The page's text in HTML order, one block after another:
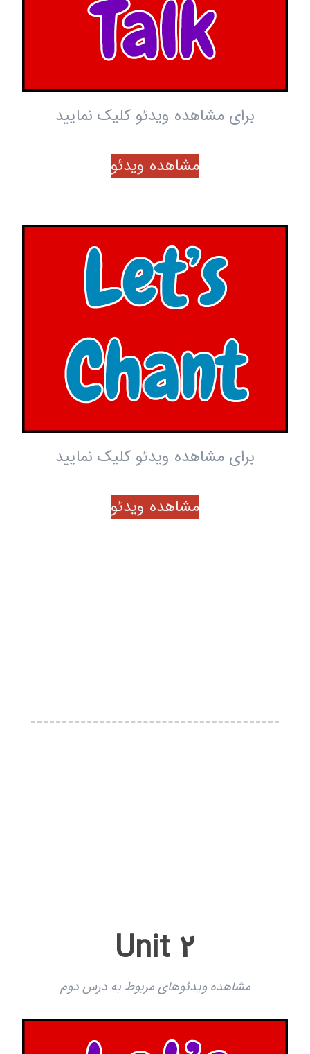
برای مشاهده ویدئو کلیک نمایید
مشاهده ویدئو
برای مشاهده ویدئو کلیک نمایید
مشاهده ویدئو
Unit 2
مشاهده ویدئوهای مربوط به درس دوم